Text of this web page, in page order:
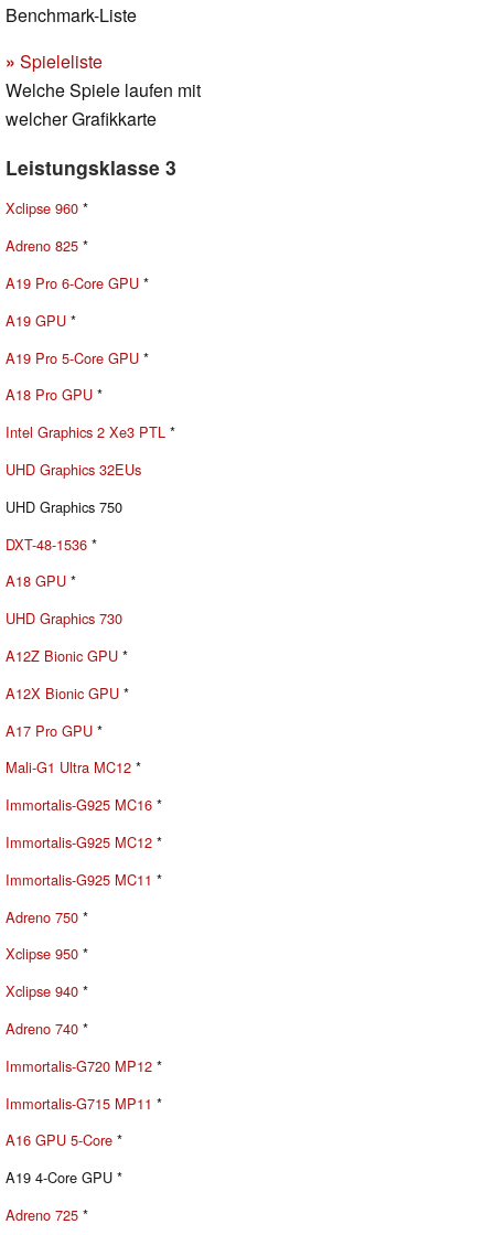
Benchmark-Liste
» Spieleliste
Welche Spiele laufen mit
welcher Grafikkarte
Leistungsklasse 3
Xclipse 960 *
Adreno 825 *
A19 Pro 6-Core GPU *
A19 GPU *
A19 Pro 5-Core GPU *
A18 Pro GPU *
Intel Graphics 2 Xe3 PTL *
UHD Graphics 32EUs
UHD Graphics 750
DXT-48-1536 *
A18 GPU *
UHD Graphics 730
A12Z Bionic GPU *
A12X Bionic GPU *
A17 Pro GPU *
Mali-G1 Ultra MC12 *
Immortalis-G925 MC16 *
Immortalis-G925 MC12 *
Immortalis-G925 MC11 *
Adreno 750 *
Xclipse 950 *
Xclipse 940 *
Adreno 740 *
Immortalis-G720 MP12 *
Immortalis-G715 MP11 *
A16 GPU 5-Core *
A19 4-Core GPU *
Adreno 725 *